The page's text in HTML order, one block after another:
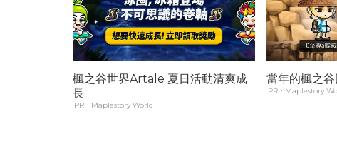
楓之谷世界Artale 夏日活動清爽成
長
PR・Maplestory World
當年的楓之
PR・Maplestory